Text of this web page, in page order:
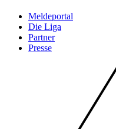
Meldeportal
Die Liga
Partner
Presse